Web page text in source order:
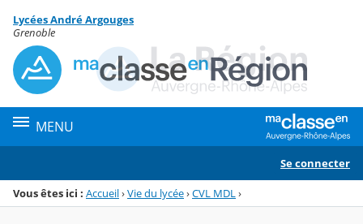
Menu de la rubrique
Contenu
Lycées André Argouges
Grenoble
MENU
Se connecter
Vous êtes ici : Accueil›Vie du lycée›CVL MDL ›